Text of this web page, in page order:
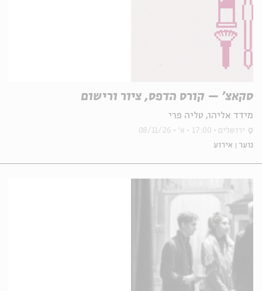
סקאצ' – קורס הדפס, ציור ורישום
מידד אליהו, טליה פרי
נוער אירוע
ירושלים 17:00 א' 08/11/26